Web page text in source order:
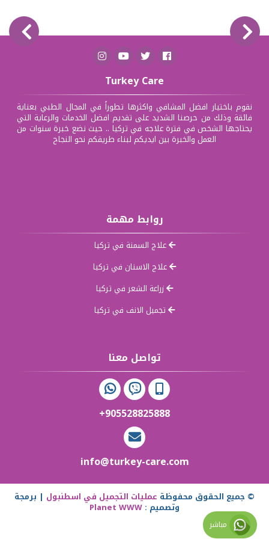
Turkey Care
نقوم باختيار افضل المشافي واكثرها تطوراً في المجال الطبي بعناية
فائقة وذلك من حرصنا الشديد على تقديم افضل الخدمات والرعاية التي
يحتاجها الشخص في فترة علاجه في تركيا .. حيث نضع خبرة سنوات من
العمل والخبرة بين ايديكم لبناء طريقكم نحو النجاح
روابط مهمة
علاج السمنة في تركيا
علاج الاسنان في تركيا
زراعة الشعر في تركيا
تجميل الانف في تركيا
تواصل معنا
+905528825888
info@turkey-care.com
مباشر
© جميع الحقوق محفوظة عمليات التجميل في اسطنبول | برمجة
وتصميم : Planet WWW